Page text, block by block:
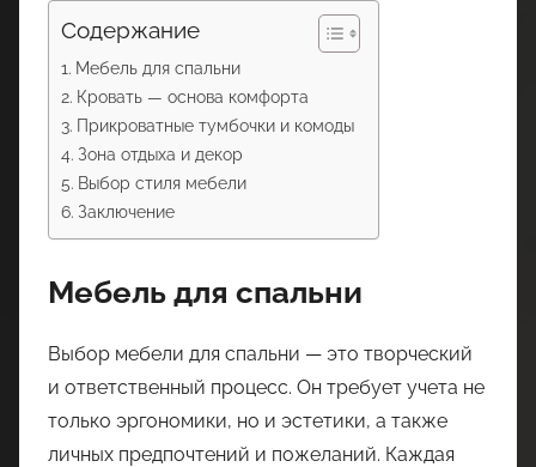
Содержание
Мебель для спальни
Кровать — основа комфорта
Прикроватные тумбочки и комоды
Зона отдыха и декор
Выбор стиля мебели
Заключение
Мебель для спальни
Выбор мебели для спальни — это творческий
и ответственный процесс. Он требует учета не
только эргономики, но и эстетики, а также
личных предпочтений и пожеланий. Каждая